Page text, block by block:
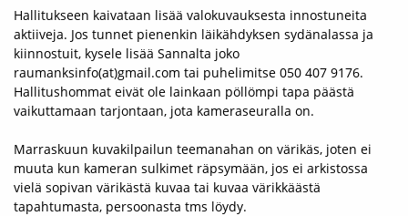
Hallitukseen kaivataan lisää valokuvauksesta innostuneita
aktiiveja. Jos tunnet pienenkin läikähdyksen sydänalassa ja
kiinnostuit, kysele lisää Sannalta joko
raumanksinfo(at)gmail.com tai puhelimitse 050 407 9176.
Hallitushommat eivät ole lainkaan pöllömpi tapa päästä
vaikuttamaan tarjontaan, jota kameraseuralla on.
Marraskuun kuvakilpailun teemanahan on värikäs, joten ei
muuta kun kameran sulkimet räpsymään, jos ei arkistossa
vielä sopivan värikästä kuvaa tai kuvaa värikkäästä
tapahtumasta, persoonasta tms löydy.